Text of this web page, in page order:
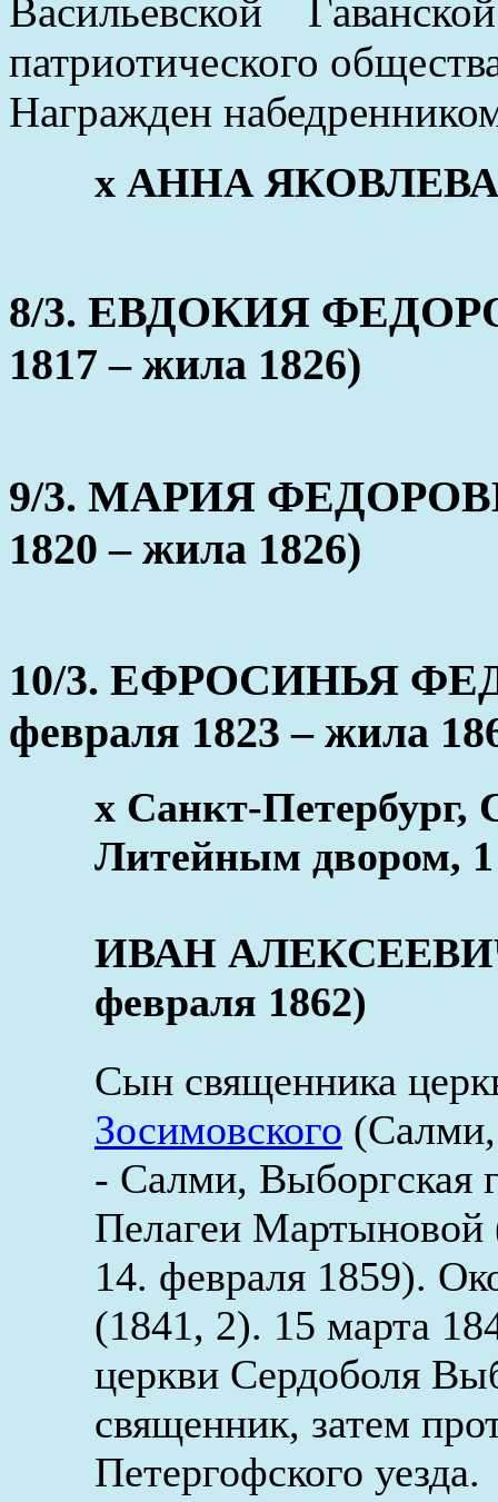
Васильевской
патриотического
Награжден
x АННА ЯКОВЛЕВА
8/3. ЕВДОКИЯ
1817 – жила 1826)
9/3. МАРИЯ
1820 – жила 1826)
10/3. ЕФРОСИНЬЯ
февраля 1823 – жила
x Санкт-Петербург,
Литейным двором,
ИВАН
февраля 1862)
Сын священника
Зосимовского (Салми,
- Салми, Выборгская
Пелагеи Мартыновой
14. февраля 1859).
(1841, 2). 15 марта
церкви Сердоболя
священник, затем
Петергофского уезда.